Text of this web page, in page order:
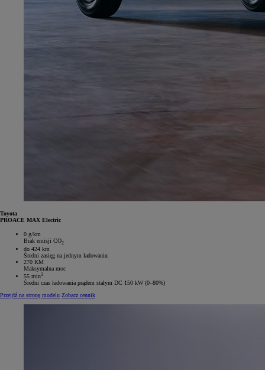
Toyota
PROACE MAX Electric
0 g/km
Brak emisji CO2
do 424 km
Średni zasięg na jednym ładowaniu
270 KM
Maksymalna moc
55 min1
Średni czas ładowania prądem stałym DC 150 kW (0–80%)
Przejdź na stronę modelu Zobacz cennik